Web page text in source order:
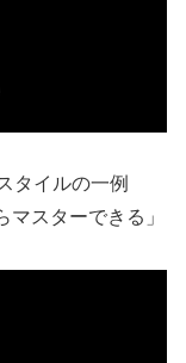
タイルの一例
スターできる」